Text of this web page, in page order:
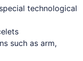
technological
such as arm,